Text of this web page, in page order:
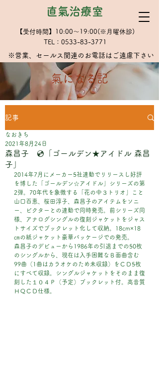
直氣治療室
【受付時間】10:00～19:00(※月曜休診)
TEL：0533-83-3771
※​営業、セールス関連のお電話はご遠慮下さい
​氣になる記
記事
森昌子 💿「ゴールデン★アイドル 森昌
子」
なおきち
2021年8月24日
2014年7月にメーカー5社連動でリリースし好評
を博した「ゴールデン☆アイドル」シリーズの第
2弾。70年代を象徴する「花の中３トリオ」こと
山口百恵、桜田淳子、森昌子のアイテムをソニ
ー、ビクターとの連動で同時発売。前シリーズ同
様、アナログシングルの復刻ジャケットをジャス
トサイズでブックレット化して収納。18cm×18
㎝の紙ジャケット豪華パッケージでの発売。
森昌子のデビューから1986年の引退までの50枚
のシングルから、現在は入手困難なＢ面曲含む
99曲（1曲はカラオケのため未収録）をＣＤ5枚
にすべて収録。シングルジャケットをそのまま復
刻した１０４Ｐ（予定）ブックレット付。高音質
ＨＱＣＤ仕様。